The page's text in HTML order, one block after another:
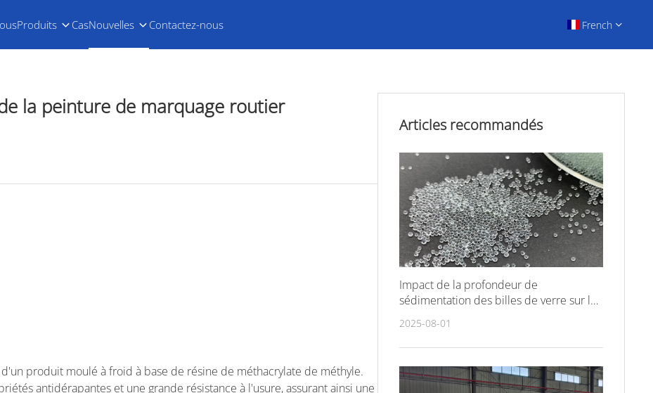
Produits CasNouvelles Contactez-nous French
la peinture de marquage routier
d'un produit moulé à froid à base de résine de méthacrylate de méthyle.
antidérapantes et une grande résistance à l'usure, assurant ainsi une
Articles recommandés
Impact de la profondeur de
sédimentation des billes de verre sur la
2025-08-01